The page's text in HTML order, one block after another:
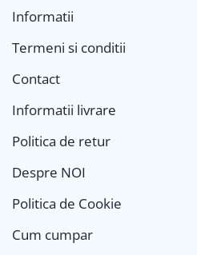
Informatii
Termeni si conditii
Contact
Informatii livrare
Politica de retur
Despre NOI
Politica de Cookie
Cum cumpar